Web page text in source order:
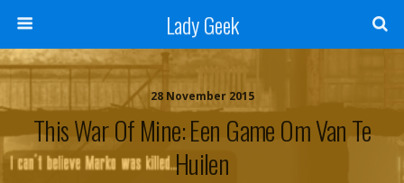
Lady Geek
28 November 2015
This War Of Mine: Een Game Om Van Te
Huilen